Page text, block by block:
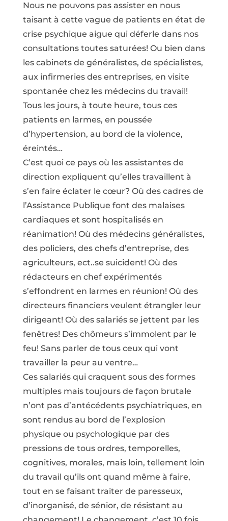
Nous ne pouvons pas assister en nous
taisant à cette vague de patients en état de
crise psychique aigue qui déferle dans nos
consultations toutes saturées! Ou bien dans
les cabinets de généralistes, de spécialistes,
aux infirmeries des entreprises, en visite
spontanée chez les médecins du travail!
Tous les jours, à toute heure, tous ces
patients en larmes, en poussée
d’hypertension, au bord de la violence,
éreintés…
C’est quoi ce pays où les assistantes de
direction expliquent qu’elles travaillent à
s’en faire éclater le cœur? Où des cadres de
l’Assistance Publique font des malaises
cardiaques et sont hospitalisés en
réanimation! Où des médecins généralistes,
des policiers, des chefs d’entreprise, des
agriculteurs, ect..se suicident! Où des
rédacteurs en chef expérimentés
s’effondrent en larmes en réunion! Où des
directeurs financiers veulent étrangler leur
dirigeant! Où des salariés se jettent par les
fenêtres! Des chômeurs s’immolent par le
feu! Sans parler de tous ceux qui vont
travailler la peur au ventre…
Ces salariés qui craquent sous des formes
multiples mais toujours de façon brutale
n’ont pas d’antécédents psychiatriques, en
sont rendus au bord de l’explosion
physique ou psychologique par des
pressions de tous ordres, temporelles,
cognitives, morales, mais loin, tellement loin
du travail qu’ils ont quand même à faire,
tout en se faisant traiter de paresseux,
d’inorganisé, de sénior, de résistant au